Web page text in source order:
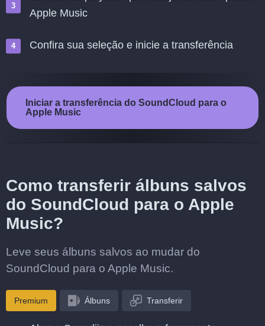
Apple Music
Confira sua seleção e inicie a transferência
Iniciar a transferência do SoundCloud para o
Apple Music
Como transferir álbuns salvos
do SoundCloud para o Apple
Music?
Leve seus álbuns salvos ao mudar do
SoundCloud para o Apple Music.
Premium Álbuns Transferir